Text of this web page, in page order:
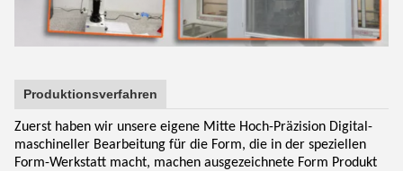
Produktionsverfahren
Zuerst haben wir unsere eigene Mitte Hoch-Präzision Digital-
maschineller Bearbeitung für die Form, die in der speziellen
Form-Werkstatt macht, machen ausgezeichnete Form Produkt